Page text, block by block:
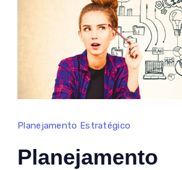
estratégico
situacional
Planejamento Estratégico
Planejamento